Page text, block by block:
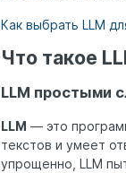
Как выбрать LLM
Что такое
LLM простыми
LLM — это
текстов и умеет
упрощенно, LLM